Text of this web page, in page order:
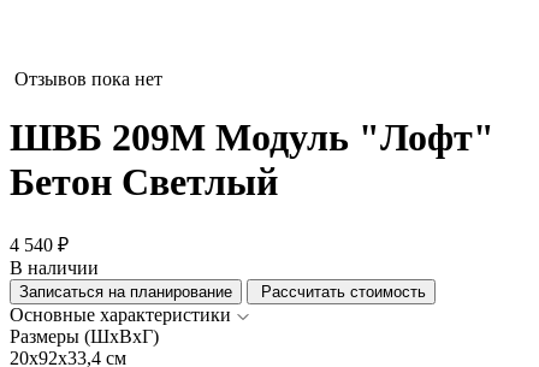
Отзывов пока нет
ШВБ 209М Модуль "Лофт"
Бетон Светлый
4 540 ₽
В наличии
Записаться на планирование Рассчитать стоимость
Основные характеристики
Размеры (ШхВхГ)
20x92x33,4 см